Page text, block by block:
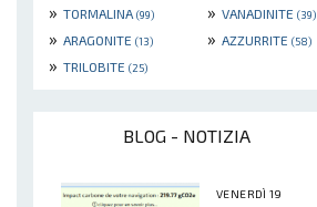
» TORMALINA (99) » VANADINITE (39)
» ARAGONITE (13) » AZZURRITE (58)
» TRILOBITE (25)
BLOG - NOTIZIA
VENERDÌ 19